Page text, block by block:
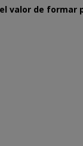
valor de formar